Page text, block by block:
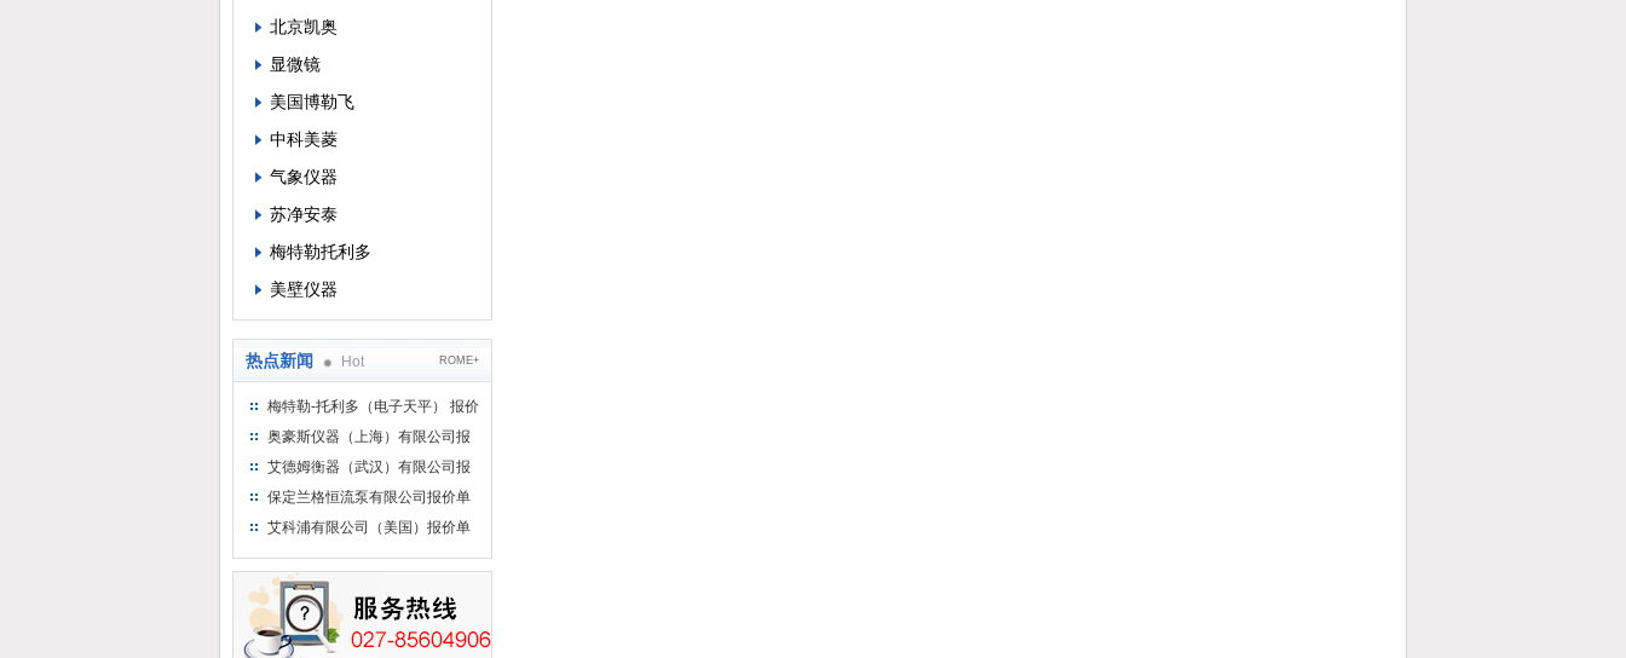
北京凯奥
显微镜
美国博勒飞
中科美菱
气象仪器
苏净安泰
梅特勒托利多
美壁仪器
热点新闻 Hot ROME+
梅特勒-托利多（电子天平） 报价
单
奥豪斯仪器（上海）有限公司报
价单
艾德姆衡器（武汉）有限公司报
价单
保定兰格恒流泵有限公司报价单
艾科浦有限公司（美国）报价单